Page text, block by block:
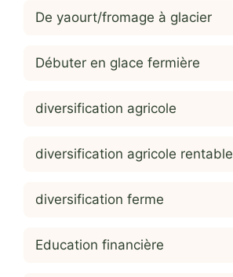
De yaourt/fromage à glacier
Débuter en glace fermière
diversification agricole
diversification agricole rentable
diversification ferme
Education financière